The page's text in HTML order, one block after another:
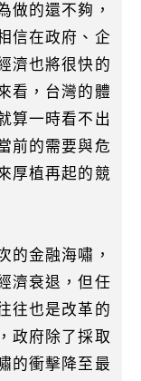
做的還不夠，
信在政府、企
濟也將很快的
看，台灣的體
算一時看不出
前的需要與危
厚植再起的競
的金融海嘯，
濟衰退，但任
往也是改革的
政府除了採取
的衝擊降至最